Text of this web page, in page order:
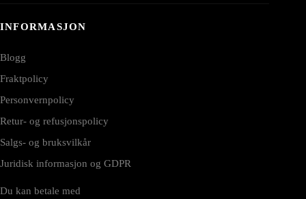
INFORMASJON
Blogg
Fraktpolicy
Personvernpolicy
Retur- og refusjonspolicy
Salgs- og bruksvilkår
Juridisk informasjon og GDPR
Du kan betale med